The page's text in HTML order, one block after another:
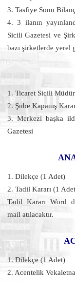
3. Tasfiye Sonu
4. 3 ilanın
Sicili Gazetesi ve
bazı şirketlerde yerel
1. Ticaret Sicili
2. Şube Kapanış
3. Merkezi başka
Gazetesi
1. Dilekçe (1 Adet)
2. Tadil Kararı (1
Tadil Kararı Word
mail atılacaktır.
1. Dilekçe (1 Adet)
2. Acentelik